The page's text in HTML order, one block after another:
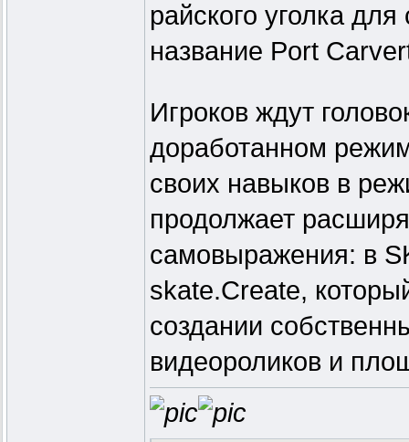
райского уголка
название Port
Игроков ждут
доработанном
своих навыков в
продолжает
самовыражения: в
skate.Create,
создании
видеороликов и